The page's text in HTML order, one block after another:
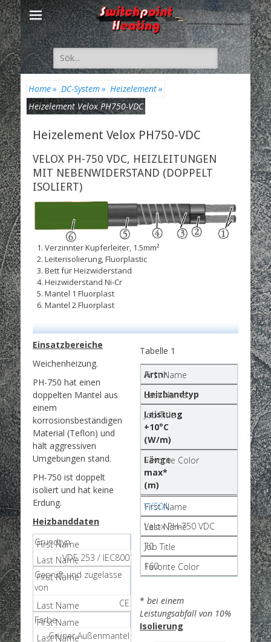
Suche
nach:
Home» DC-System» Heizelement»
Heizelement Velox PH750-VDC
Heizelement Velox PH750-VDC
VELOX PH-750 VDC, HEIZLEITUNGEN
MIT NEBENWIDERSTAND (DOPPELT
ISOLIERT)
Verzinnter Kupferleiter, 1.5mm²
Leiterisolierung, Fluorplastic
Bett für Heizwiderstand
Heizwiderstand Ni-Cr
Mantel 1 Fluorplast
Mantel 2 Fluorplast
Einsatzbereiche
Weichenheizung.
PH-750 hat einen
doppelten Mantel aus
einem
korrosionsbeständigen
Material (Teflon) und
hält aggressiven
Umgebungen stand.
PH-750 ist doppelt
isoliert und hat keine
Erdung.
Heizbanddaten
Grundtyp
VDE 253 / IEC800
Geprüft und zugelasse
von
CE
Farbe
Grüner Außenmantel
Tabelle 1
Artnr
Heizbandtyp
Leistung
+10°C
(W/m)
Länge
max*
(m)
VX504
Velox PH-750 VDC
70
160
* bei einem
Leistungsabfall von 10%
Isolierung